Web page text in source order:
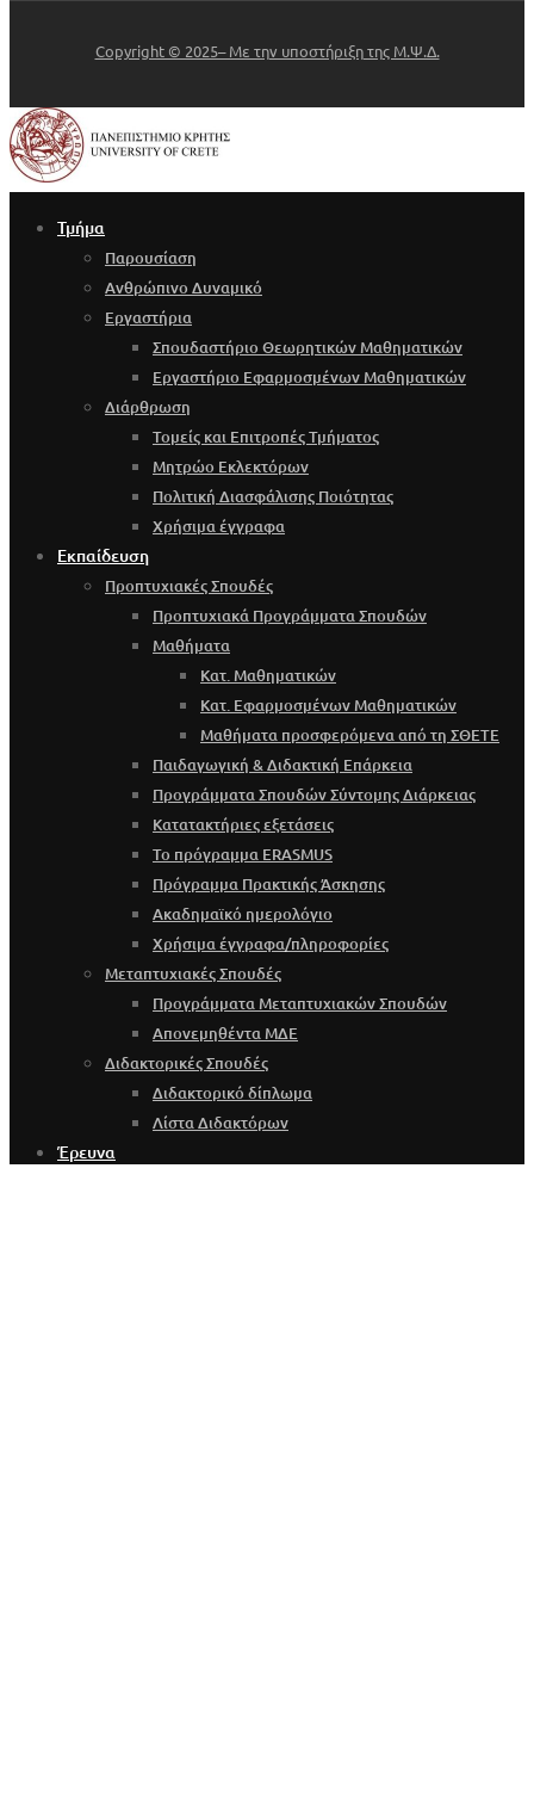
Copyright © 2025– Με την υποστήριξη της Μ.Ψ.Δ.
Τμήμα
Παρουσίαση
Ανθρώπινο Δυναμικό
Εργαστήρια
Σπουδαστήριο Θεωρητικών Μαθηματικών
Εργαστήριο Εφαρμοσμένων Μαθηματικών
Διάρθρωση
Τομείς και Επιτροπές Τμήματος
Μητρώο Εκλεκτόρων
Πολιτική Διασφάλισης Ποιότητας
Χρήσιμα έγγραφα
Εκπαίδευση
Προπτυχιακές Σπουδές
Προπτυχιακά Προγράμματα Σπουδών
Μαθήματα
Κατ. Μαθηματικών
Κατ. Εφαρμοσμένων Μαθηματικών
Μαθήματα προσφερόμενα από τη ΣΘΕΤΕ
Παιδαγωγική & Διδακτική Επάρκεια
Προγράμματα Σπουδών Σύντομης Διάρκειας
Κατατακτήριες εξετάσεις
Το πρόγραμμα ERASMUS
Πρόγραμμα Πρακτικής Άσκησης
Ακαδημαϊκό ημερολόγιο
Χρήσιμα έγγραφα/πληροφορίες
Μεταπτυχιακές Σπουδές
Προγράμματα Μεταπτυχιακών Σπουδών
Απονεμηθέντα ΜΔΕ
Διδακτορικές Σπουδές
Διδακτορικό δίπλωμα
Λίστα Διδακτόρων
Έρευνα